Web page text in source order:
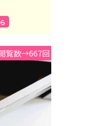
覧数→667回